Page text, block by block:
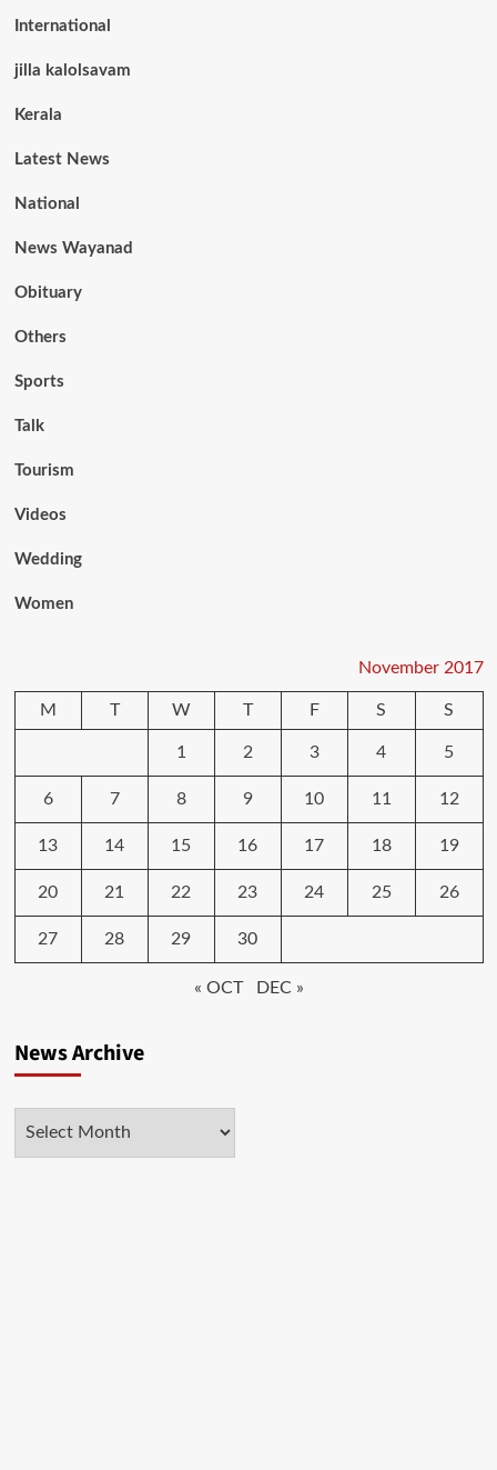
International
jilla kalolsavam
Kerala
Latest News
National
News Wayanad
Obituary
Others
Sports
Talk
Tourism
Videos
Wedding
Women
November 2017
M T W T F S S
1 2 3 4 5
6 7 8 9 10 11 12
13 14 15 16 17 18 19
20 21 22 23 24 25 26
27 28 29 30
« OCT DEC »
News Archive